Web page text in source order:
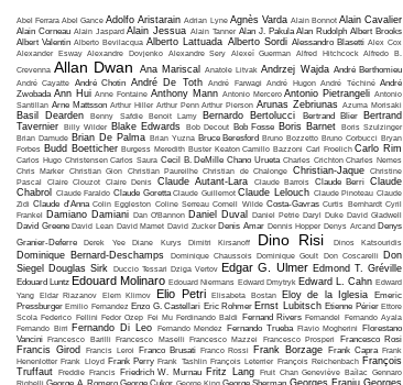
Abel Ferrara Abel Gance Adolfo Aristarain Adrian Lyne Agnès Varda Alain Bonnot Alain Cavalier
Alain Corneau Alain Jaspard Alain Jessua Alain Tanner Alan J. Pakula Alan Rudolph Albert Brooks
Albert Valentin Alberto Bevilacqua Alberto Lattuada Alberto Sordi Alessandro Blasetti Alex Cox
Alexander Esway Alexandre Dovjenko Alexandre Sery Alexeï Guerman Alfred Hitchcock Alfredo B.
Crevenna Allan Dwan Ana Mariscal Anatole Litvak Andrzej Wajda André Berthomieu
André Cayatte André Chotin André De Toth André Farwagi André Hugon André Téchiné André
Zwobada Ann Hui Anne Fontaine Anthony Mann Antonio Mercero Antonio Pietrangeli Antonio
Santillan Arne Mattsson Arthur Hiller Arthur Penn Arthur Pierson Arunas Zebriunas Azuma Morisaki
Basil Dearden Benny Safdie Benoit Lamy Bernardo Bertolucci Bertrand Blier
Bertrand
Tavernier Billy Wilder Blake Edwards Bob Decout Bob Fosse Boris Barnet Boris Szulzinger
Brian Damude Brian De Palma Brian Yuzna Bruce Beresford Bruno Bozzetto Bruno Corbucci Bryan
Forbes Budd Boetticher Burgess Meredith Buster Keaton Camillo Bazzoni Carl Froelich Carlo Rim
Carlos Hugo Christensen Carlos Saura Cecil B. DeMille Chano Urueta Charles Crichton Charles Nemes
Chris Marker Christian Gion Christian Paureilhe Christian de Chalonge Christian-Jaque
Christine
Pascal
Claire Clouzot Claire Denis Claude Autant-Lara Claude Barrois Claude Berri Claude
Chabrol
Claude Faraldo Claude Goretta Claude Guillemot Claude Lelouch Claude Pinoteau Claude
Zidi Claude d'Anna Colin Eggleston Coline Serreau Cornell Wilde Costa-Gavras Curtis Bernhardt Cyril
Frankel Damiano Damiani Dan O'Bannon Daniel Duval Daniel Petrie Daryl Duke David Gladwell
David Greene David Lean David Mamet David Zucker Denis Amar Dennis Hopper Denys Arcand Denys
Granier-Deferre
Derek Yee Diane Kurys Dimitri Kirsanoff Dino Risi Dinos Katsouridis
Dominique Bernard-Deschamps Dominique Chaussois Dominique Goult Don Coscarelli
Don
Siegel
Douglas Sirk Duccio Tessari Dziga Vertov Edgar G. Ulmer Edmond T. Gréville
Edouard Luntz Edouard Molinaro Edouard Niermans Edward Dmytryk Edward L. Cahn Edward
Yang Eldar Riazanov Elem Klimov Elio Petri Elisabeta Bostan Eloy de la Iglesia
Emeric
Pressburger Emilio Fernandez Enzo G. Castellari Eric Rohmer Ernst Lubitsch Etienne Périer Ettore
Scola Federico Fellini Fedor Ozep Fei Mu Ferdinando Baldi Fernand Rivers Fernandel Fernando Ayala
Fernando Birri Fernando Di Leo Fernando Mendez Fernando Trueba Flavio Mogherini
Florestano
Vancini Francesco Barilli Francesco Maselli Francesco Mazzei Francesco Prosperi Francesco Rosi
Francis Girod Francis Leroi Franco Brusati Franco Rossi Frank Borzage Frank Capra Frank
Henenlotter Frank Lloyd Frank Perry Frank Tashlin François Leterrier François Reichenbach François
Truffaut Freddie Francis Friedrich W. Murnau Fritz Lang Fruit Chan Geneviève Baïlac Gennaro
Georges Franju Georges